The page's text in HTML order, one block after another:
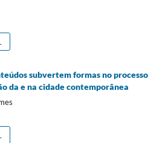
subvertem formas no processo
da e na cidade contemporânea